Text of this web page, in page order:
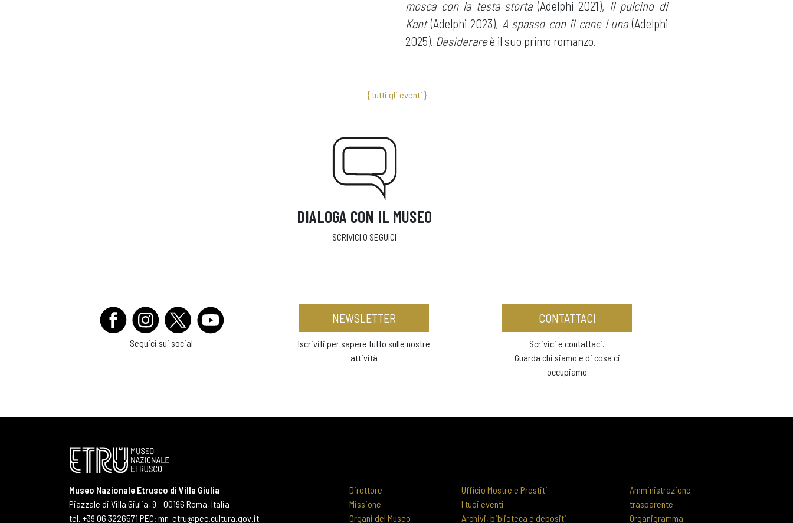
mosca con la testa storta(Adelphi 2021), Il pulcino di
Kant(Adelphi 2023), A spasso con il cane Luna(Adelphi
2025). Desiderareè il suo primo romanzo.
{ tutti gli eventi }
DIALOGA CON IL MUSEO
SCRIVICI O SEGUICI
Seguici sui social
NEWSLETTER
Iscriviti per sapere tutto sulle nostre
attività
CONTATTACI
Scrivici e contattaci.
Guarda chi siamo e di cosa ci
occupiamo
Museo Nazionale Etrusco di Villa Giulia
Piazzale di Villa Giulia, 9 - 00196 Roma, Italia
tel. +39 06 3226571 PEC: mn-etru@pec.cultura.gov.it
Direttore
Missione
Organi del Museo
Ufficio Mostre e Prestiti
I tuoi eventi
Archivi, biblioteca e depositi
Amministrazione
trasparente
Organigramma